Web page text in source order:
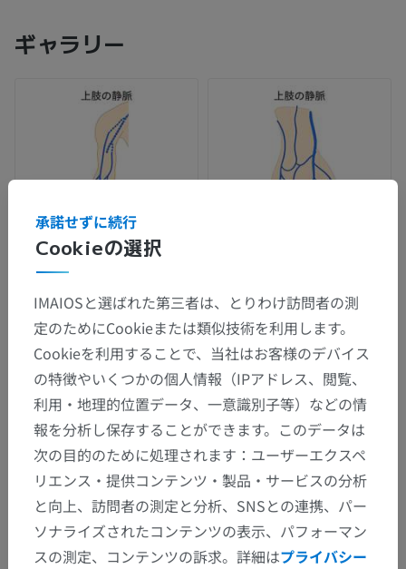
ギャラリー
解剖学的階層
人体解剖学1
系統解剖> 心脈管系 静脈 > 上肢の静脈
下位構造：この解剖学的部位には下位構造がありま
せん
Cookieの選択
承諾せずに続行
IMAIOSと選ばれた第三者は、とりわけ訪問者の測
定のためにCookieまたは類似技術を利用します。
Cookieを利用することで、当社はお客様のデバイス
の特徴やいくつかの個人情報（IPアドレス、閲覧、
利用・地理的位置データ、一意識別子等）などの情
報を分析し保存することができます。このデータは
次の目的のために処理されます：ユーザーエクスペ
リエンス・提供コンテンツ・製品・サービスの分析
と向上、訪問者の測定と分析、SNSとの連携、パー
ソナライズされたコンテンツの表示、パフォーマン
スの測定、コンテンツの訴求。詳細はプライバシー